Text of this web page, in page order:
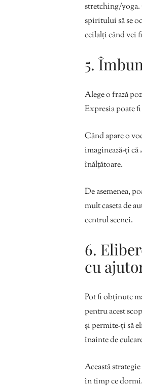
stretching/
spiritului să se
ceilalți când vei
5.
Alege o frază
Expresia poate
Când apare o
imaginează-ți că
înălțătoare.
De asemenea,
mult caseta de
centrul scenei.
6.
cu
Pot fi obținute
pentru acest
și permite-ți să
înainte de
Această
în timp ce dormi.